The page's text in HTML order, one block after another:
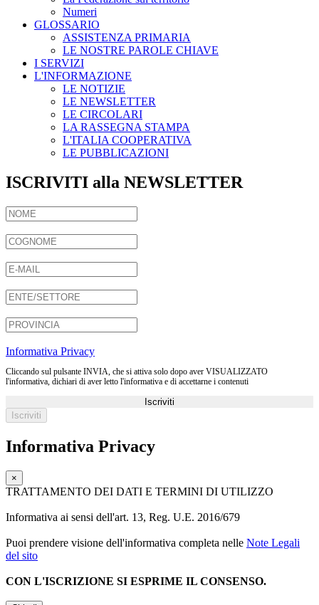
Numeri
GLOSSARIO
ASSISTENZA PRIMARIA
LE NOSTRE PAROLE CHIAVE
I SERVIZI
L'INFORMAZIONE
LE NOTIZIE
LE NEWSLETTER
LE CIRCOLARI
LA RASSEGNA STAMPA
L'ITALIA COOPERATIVA
LE PUBBLICAZIONI
ISCRIVITI alla NEWSLETTER
Informativa Privacy
Cliccando sul pulsante INVIA, che si attiva solo dopo aver VISUALIZZATO
l'informativa, dichiari di aver letto l'informativa e di accettarne i contenuti
Iscriviti
Informativa Privacy
×
TRATTAMENTO DEI DATI E TERMINI DI UTILIZZO
Informativa ai sensi dell'art. 13, Reg. U.E. 2016/679
Puoi prendere visione dell'informativa completa nelle Note Legali
del sito
CON L'ISCRIZIONE SI ESPRIME IL CONSENSO.